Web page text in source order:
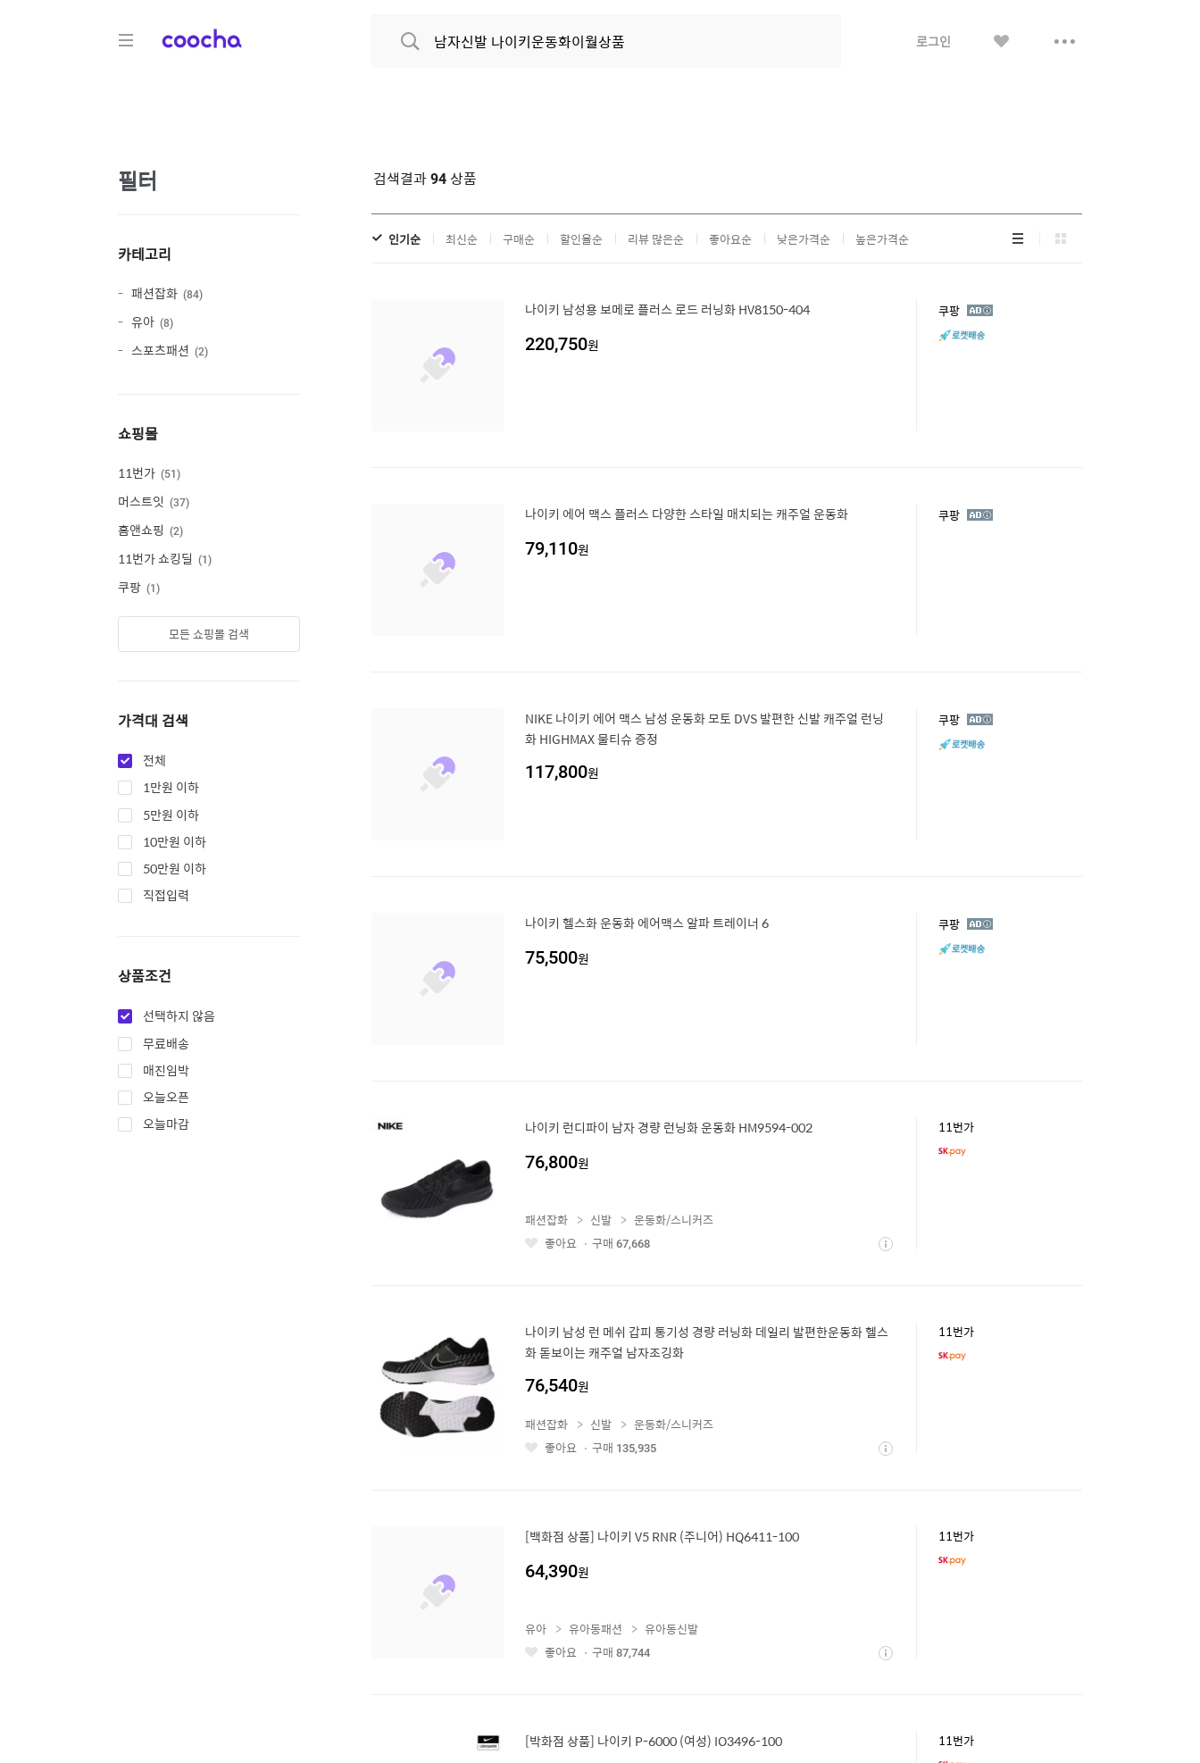
COOCHA 로그인 보
필터
카테고리
패션잡화 84
유아 8
스포츠패션 2
쇼핑몰
11번가 51
머스트잇 37
홈앤쇼핑 2
11번가 쇼킹딜 1
쿠팡 1
모든 쇼핑몰 검색
가격대 검색
전체
1만원 이하
5만원 이하
10만원 이하
50만원 이하
직접입력
상품조건
선택하지 않음
무료배송
매진임박
오늘오픈
오늘마감
검색결과 94 상품
인기순 최신순 구매순 할인율순 리뷰 많은순 좋아요순 낮은가격순 높은가격순 리
스
그
리
나이키 남성용 보메로 플러스 로드 러닝화 HV8150-404
220,750원
쿠팡 광
고
나이키 에어 맥스 플러스 다양한 스타일 매치되는 캐주얼 운동화
79,110원
쿠팡 광
NIKE 나이키 에어 맥스 남성 운동화 모토 DVS 발편한 신발 캐주얼 런닝
화 HIGHMAX 물티슈 증정
117,800원
쿠팡 광
고
나이키 헬스화 운동화 에어맥스 알파 트레이너 6
75,500원
쿠팡 광
고
나이키 런디파이 남자 경량 런닝화 운동화 HM9594-002
76,800원
11번가
좋 상
패션잡화 신발
운동화/스니커즈
좋아요
구매 67,668
나이키 남성 런 메쉬 갑피 통기성 경량 러닝화 데일리 발편한운동화 헬스
화 돋보이는 캐주얼 남자조깅화
76,540원
11번가
좋 상
패션잡화 신발
운동화/스니커즈
좋아요
구매 135,935
[백화점 상품] 나이키 V5 RNR (주니어) HQ6411-100
64,390원
11번가
좋 상
유아 유아동패션
유아동신발
좋아요
구매 87,744
[박화점 상품] 나이키 P-6000 (여성) IO3496-100 11번가